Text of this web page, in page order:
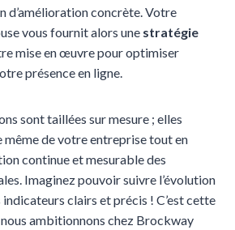
d’amélioration concrète. Votre
vous fournit alors une stratégie
mise en œuvre pour optimiser
présence en ligne.
sont taillées sur mesure ; elles
même de votre entreprise tout en
continue et mesurable des
Imaginez pouvoir suivre l’évolution
clairs et précis ! C’est cette
ambitionnons chez Brockway